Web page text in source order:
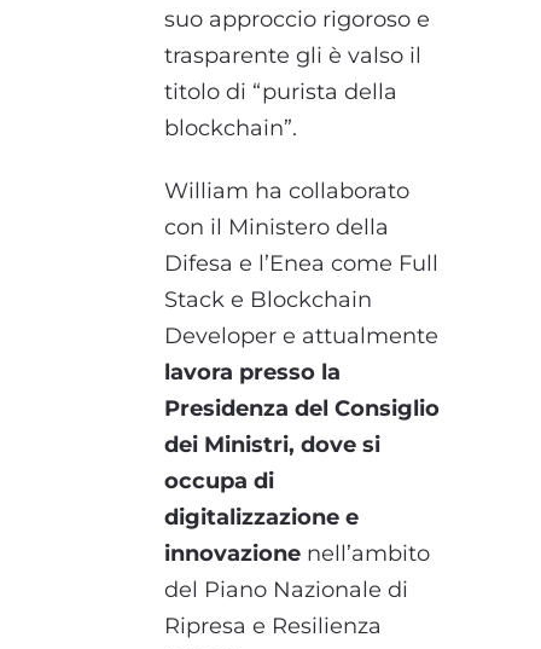
suo approccio rigoroso e
trasparente gli è valso il
titolo di “purista della
blockchain”.
William ha collaborato
con il Ministero della
Difesa e l’Enea come Full
Stack e Blockchain
Developer e attualmente
lavora presso la
Presidenza del Consiglio
dei Ministri, dove si
occupa di
digitalizzazione e
innovazione nell’ambito
del Piano Nazionale di
Ripresa e Resilienza